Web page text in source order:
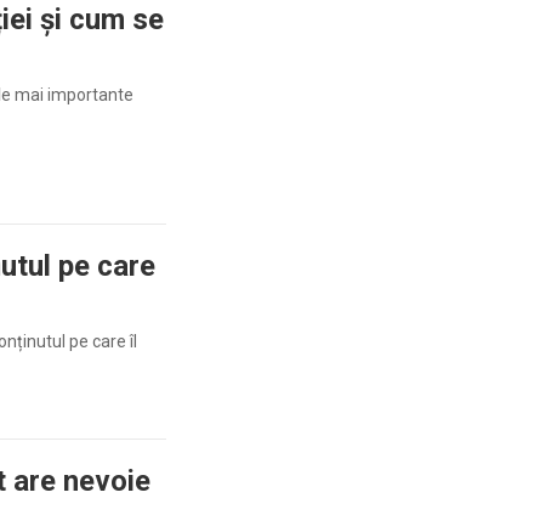
și cum se
mai importante
pe care
pe care îl
are nevoie